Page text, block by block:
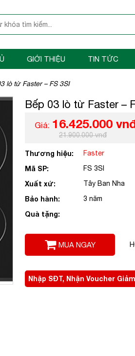
GIỚI THIỆU TIN TỨC
lò từ Faster – FS 3SI
Bếp 03 lò từ Faster –
Giá: 16.425.000
21.900.000 vnđ
Thương hiệu: Faster
Mã SP: FS 3SI
Xuất xứ: Tây Ban Nha
Bảo hành: 3 năm
Quà tặng:
MUA NGAY
Nhập SĐT, Nhận Voucher